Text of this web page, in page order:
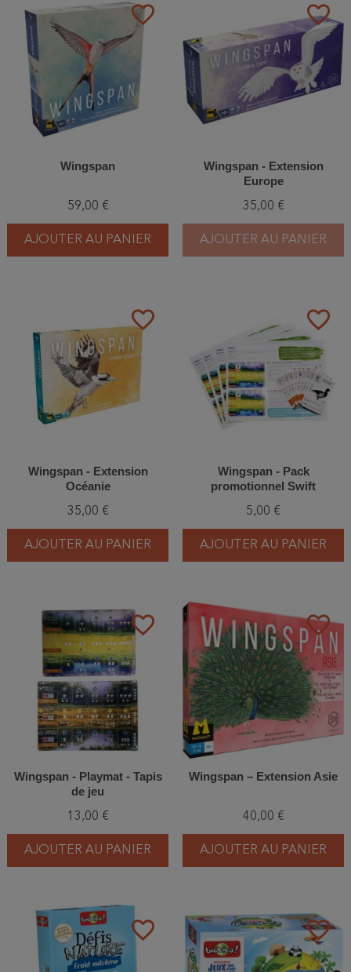
favorite_border
Wingspan
59,00 €
AJOUTER AU PANIER
favorite_border
Wingspan - Extension
Europe
35,00 €
AJOUTER AU PANIER
favorite_border
Wingspan - Extension
Océanie
35,00 €
AJOUTER AU PANIER
favorite_border
Wingspan - Pack
promotionnel Swift
5,00 €
AJOUTER AU PANIER
favorite_border
Wingspan - Playmat - Tapis
de jeu
13,00 €
AJOUTER AU PANIER
favorite_border
Wingspan – Extension Asie
40,00 €
AJOUTER AU PANIER
favorite_border favorite_border